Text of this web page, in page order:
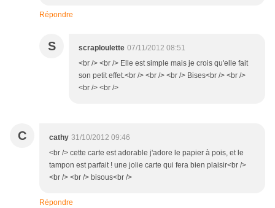
Répondre
S scraploulette 07/11/2012 08:51
<br /> <br /> Elle est simple mais je crois qu'elle fait
son petit effet.<br /> <br /> <br /> Bises<br /> <br />
<br /> <br />
C cathy 31/10/2012 09:46
<br /> cette carte est adorable j'adore le papier à pois, et le
tampon est parfait ! une jolie carte qui fera bien plaisir<br />
<br /> <br /> bisous<br />
Répondre